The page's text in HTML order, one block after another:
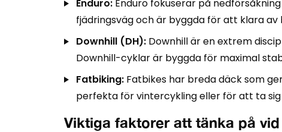
Enduro: Enduro fokuserar på
fjädringsväg och är byggda för att klara av
Downhill (DH): Downhill är en extrem
Downhill-cyklar är byggda för maximal
Fatbiking: Fatbikes har breda däck som
perfekta för vintercykling eller för att ta
Viktiga faktorer att tänka på